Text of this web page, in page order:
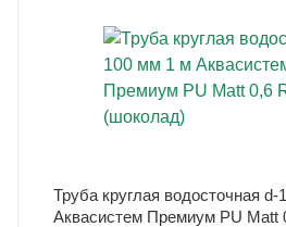
Труба круглая водосточная
Аквасистем Премиум PU Matt